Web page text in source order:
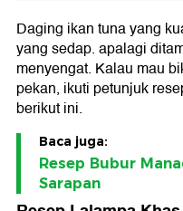
Daging ikan tuna yang
yang sedap. apalagi
menyengat. Kalau mau
pekan, ikuti petunjuk
berikut ini.
Baca juga:
Resep Bubur
Sarapan